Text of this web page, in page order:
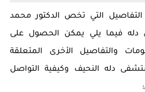
التي تخص الدكتور محمد
فيما يلي يمكن الحصول على
والتفاصيل الأخرى المتعلقة
دله النحيف وكيفية التواصل